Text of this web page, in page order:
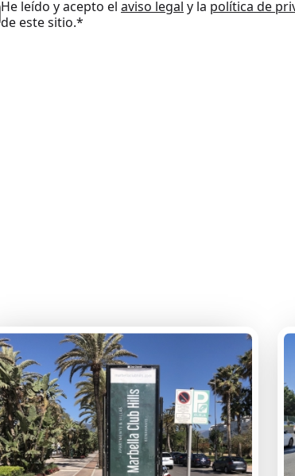
He leído y acepto el aviso legal y la política de
de este sitio.*